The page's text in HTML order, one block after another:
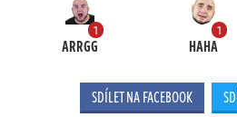
1
ARRGG
1
HAHA
SDÍLET NA FACEBOOK